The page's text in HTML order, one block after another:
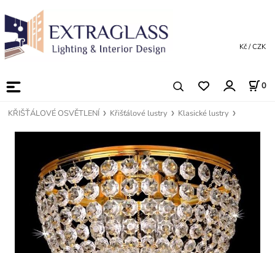
0
Kč / CZK
KŘIŠŤÁLOVÉ OSVĚTLENÍ Křišťálové lustry Klasické lustry